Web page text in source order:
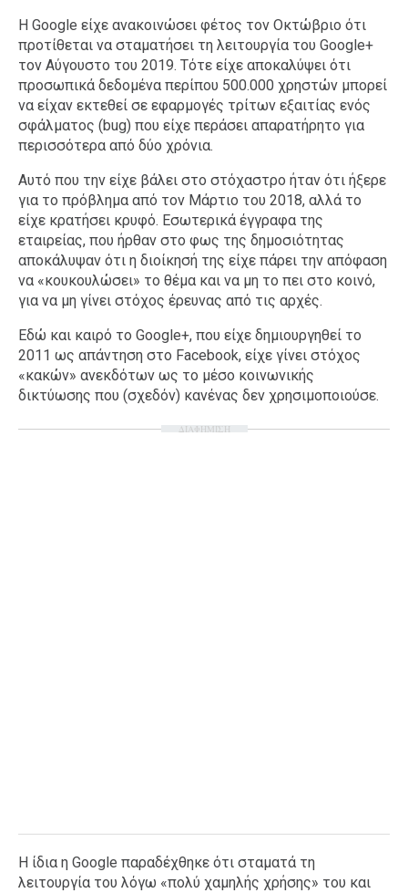
H Google είχε ανακοινώσει φέτος τον Οκτώβριο ότι
προτίθεται να σταματήσει τη λειτουργία του Google+
τον Αύγουστο του 2019. Τότε είχε αποκαλύψει ότι
προσωπικά δεδομένα περίπου 500.000 χρηστών μπορεί
να είχαν εκτεθεί σε εφαρμογές τρίτων εξαιτίας ενός
σφάλματος (bug) που είχε περάσει απαρατήρητο για
περισσότερα από δύο χρόνια.
Αυτό που την είχε βάλει στο στόχαστρο ήταν ότι ήξερε
για το πρόβλημα από τον Μάρτιο του 2018, αλλά το
είχε κρατήσει κρυφό. Εσωτερικά έγγραφα της
εταιρείας, που ήρθαν στο φως της δημοσιότητας
αποκάλυψαν ότι η διοίκησή της είχε πάρει την απόφαση
να «κουκουλώσει» το θέμα και να μη το πει στο κοινό,
για να μη γίνει στόχος έρευνας από τις αρχές.
Εδώ και καιρό το Google+, που είχε δημιουργηθεί το
2011 ως απάντηση στο Facebook, είχε γίνει στόχος
«κακών» ανεκδότων ως το μέσο κοινωνικής
δικτύωσης που (σχεδόν) κανένας δεν χρησιμοποιούσε.
ΔΙΑΦΗΜΙΣΗ
Η ίδια η Google παραδέχθηκε ότι σταματά τη
λειτουργία του λόγω «πολύ χαμηλής χρήσης» του και